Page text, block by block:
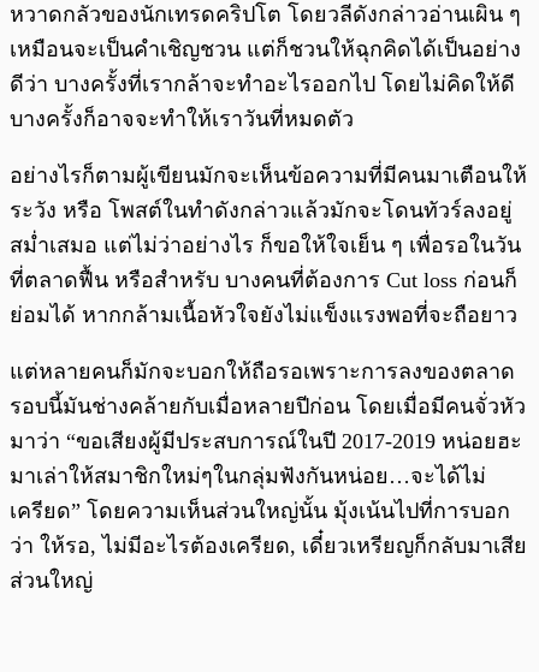
หวาดกลัวของนักเทรดคริปโต โดยวลีดังกล่าวอ่านเผิน ๆ
เหมือนจะเป็นคำเชิญชวน แต่ก็ชวนให้ฉุกคิดได้เป็นอย่าง
ดีว่า บางครั้งที่เรากล้าจะทำอะไรออกไป โดยไม่คิดให้ดี
บางครั้งก็อาจจะทำให้เราวันที่หมดตัว
อย่างไรก็ตามผู้เขียนมักจะเห็นข้อความที่มีคนมาเตือนให้
ระวัง หรือ โพสต์ในทำดังกล่าวแล้วมักจะโดนทัวร์ลงอยู่
สม่ำเสมอ แต่ไม่ว่าอย่างไร ก็ขอให้ใจเย็น ๆ เพื่อรอในวัน
ที่ตลาดฟื้น หรือสำหรับ บางคนที่ต้องการ Cut loss ก่อนก็
ย่อมได้ หากกล้ามเนื้อหัวใจยังไม่แข็งแรงพอที่จะถือยาว
แต่หลายคนก็มักจะบอกให้ถือรอเพราะการลงของตลาด
รอบนี้มันช่างคล้ายกับเมื่อหลายปีก่อน โดยเมื่อมีคนจั่วหัว
มาว่า “ขอเสียงผู้มีประสบการณ์ในปี 2017-2019 หน่อยฮะ
มาเล่าให้สมาชิกใหม่ๆในกลุ่มฟังกันหน่อย…จะได้ไม่
เครียด” โดยความเห็นส่วนใหญ่นั้น มุ้งเน้นไปที่การบอก
ว่า ให้รอ, ไม่มีอะไรต้องเครียด, เดี๋ยวเหรียญก็กลับมาเสีย
ส่วนใหญ่